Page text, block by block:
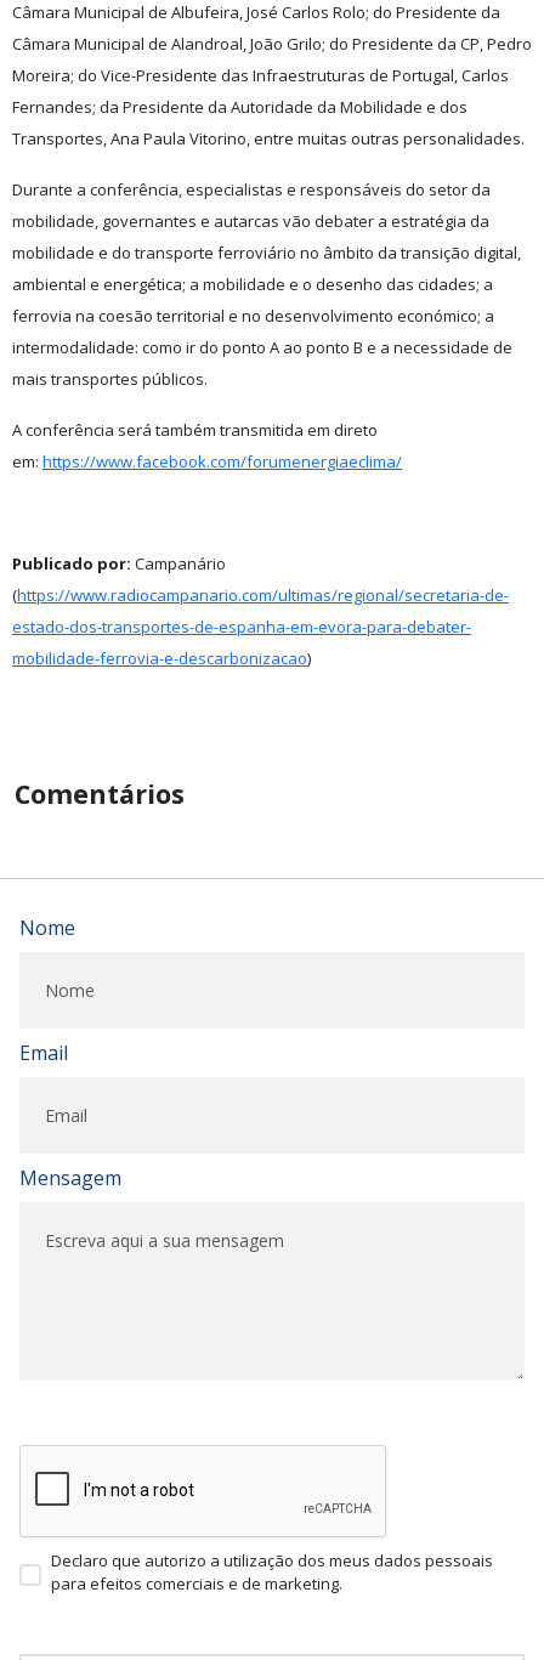
Câmara Municipal de Albufeira, José Carlos Rolo; do Presidente da
Câmara Municipal de Alandroal, João Grilo; do Presidente da CP, Pedro
Moreira; do Vice-Presidente das Infraestruturas de Portugal, Carlos
Fernandes; da Presidente da Autoridade da Mobilidade e dos
Transportes, Ana Paula Vitorino, entre muitas outras personalidades.
Durante a conferência, especialistas e responsáveis do setor da
mobilidade, governantes e autarcas vão debater a estratégia da
mobilidade e do transporte ferroviário no âmbito da transição digital,
ambiental e energética; a mobilidade e o desenho das cidades; a
ferrovia na coesão territorial e no desenvolvimento económico; a
intermodalidade: como ir do ponto A ao ponto B e a necessidade de
mais transportes públicos.
A conferência será também transmitida em direto
em: https://www.facebook.com/forumenergiaeclima/
Publicado por: Campanário
(https://www.radiocampanario.com/ultimas/regional/secretaria-de-
estado-dos-transportes-de-espanha-em-evora-para-debater-
mobilidade-ferrovia-e-descarbonizacao)
Comentários
Nome
Email
Mensagem
Declaro que autorizo a utilização dos meus dados pessoais
para efeitos comerciais e de marketing.